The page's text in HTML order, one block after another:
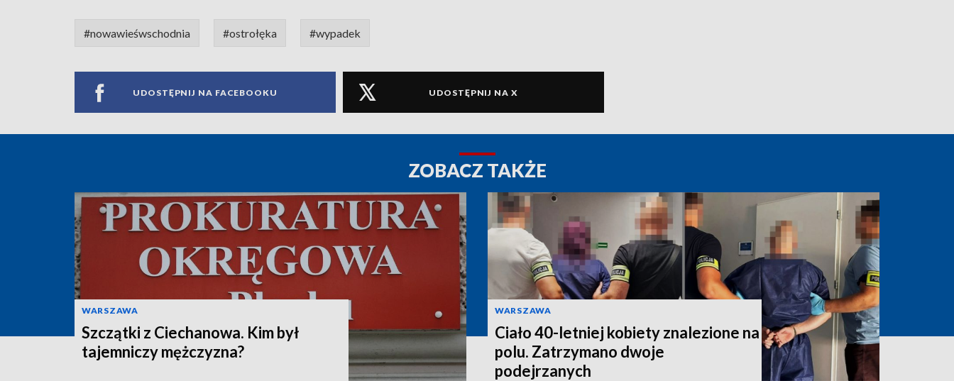
#nowawieśwschodnia #ostrołęka #wypadek
UDOSTĘPNIJ NA FACEBOOKU UDOSTĘPNIJ NA X
ZOBACZ TAKŻE
WARSZAWA
Szczątki z Ciechanowa. Kim był
tajemniczy mężczyzna?
WARSZAWA
Ciało 40-letniej kobiety znalezione na
polu. Zatrzymano dwoje
podejrzanych